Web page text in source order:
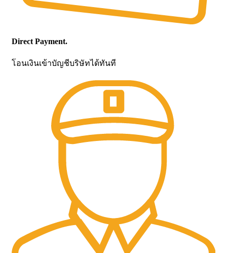
Direct Payment.
โอนเงินเข้าบัญชีบริษัทได้ทันที